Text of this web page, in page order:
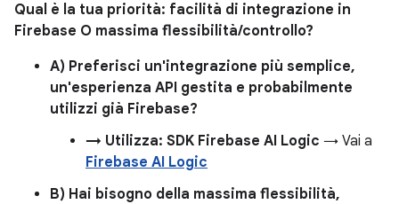
Qual è la tua priorità: facilità di integrazione in
Firebase O massima flessibilità/controllo?
A) Preferisci un'integrazione più semplice,
un'esperienza API gestita e probabilmente
utilizzi già Firebase?
→ Utilizza: SDK Firebase AI Logic → Vai a
Firebase AI Logic
B) Hai bisogno della massima flessibilità,